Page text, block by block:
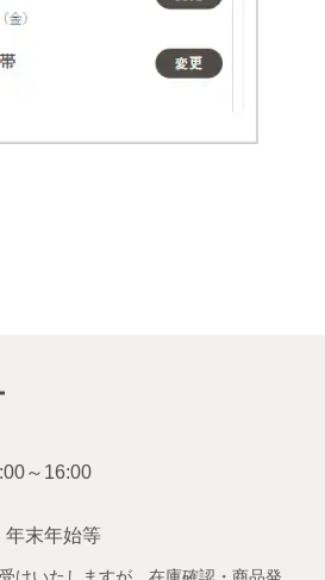
年末年始等
いたしますが、在庫確認・商品発